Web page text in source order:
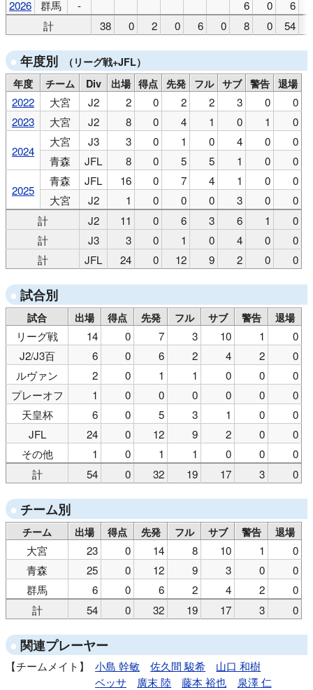
2026
群馬 - 6 0
6
計
38 0 2 0 6 0 8 0 54
年度別
（リーグ戦+JFL）
年度
チーム Div 出場 得点 先発 フル サブ 警告 退場
2022 大宮 J2 2 0 2 2 3 0
0
2023
大宮 J2 8 0 4 1 0 1
0
2024
大宮 J3 3 0 1 0 4 0
0
青森
JFL 8 0 5 5 1 0
0
2025
青森 JFL 16 0 7 4 1 0
0
大宮
J2 1 0 0 0 3 0
0
計
J2 11 0 6 3 6 1
0
計
J3 3 0 1 0 4 0
0
計
JFL 24 0 12 9 2 0 0
試合別
試合 出場 得点 先発 フル サブ 警告 退場
リーグ戦 14 0 7 3 10 1
0
J2/J3百
6 0 6 2 4 2
0
ルヴァン
2 0 1 1 0 0
0
プレーオフ
1 0 0 0 0 0
0
天皇杯
6 0 5 3 1 0
0
JFL
24 0 12 9 2 0
0
その他
1 0 1 1 0 0
0
計
54 0 32 19 17 3 0
チーム別
チーム 出場 得点 先発 フル サブ 警告 退場
大宮 23 0 14 8 10 1
0
青森
25 0 12 9 3 0
0
群馬
6 0 6 2 4 2
0
計
54 0 32 19 17 3 0
関連プレーヤー
チームメイト 小島 幹敏 佐久間 駿希
山口 和樹
ベッサ
廣末 陸 藤本 裕也
泉澤 仁